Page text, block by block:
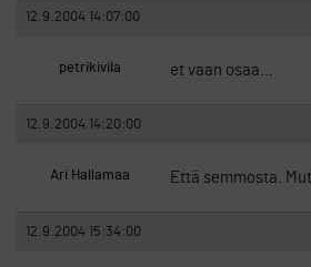
12.9.2004 14:07:00
petrikivila et vaan osaa…
12.9.2004 14:20:00
Ari Hallamaa Että semmosta.
12.9.2004 15:34:00